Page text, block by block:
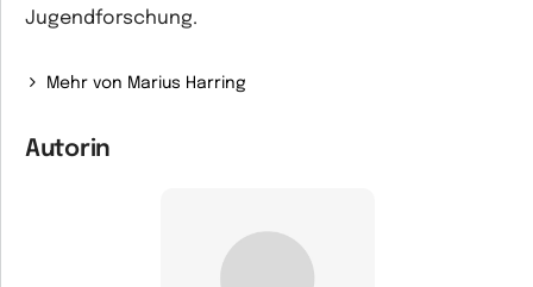
Jugendforschung.
Mehr von Marius Harring
Autorin